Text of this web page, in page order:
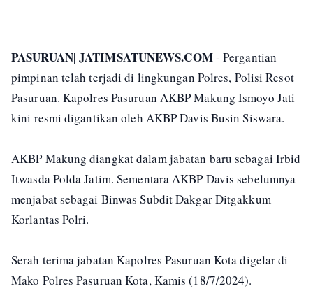
PASURUAN| JATIMSATUNEWS.COM- Pergantian
pimpinan telah terjadi di lingkungan Polres, Polisi Resot
Pasuruan. Kapolres Pasuruan AKBP Makung Ismoyo Jati
kini resmi digantikan oleh AKBP Davis Busin Siswara.
AKBP Makung diangkat dalam jabatan baru sebagai Irbid
Itwasda Polda Jatim. Sementara AKBP Davis sebelumnya
menjabat sebagai Binwas Subdit Dakgar Ditgakkum
Korlantas Polri.
Serah terima jabatan Kapolres Pasuruan Kota digelar di
Mako Polres Pasuruan Kota, Kamis (18/7/2024).